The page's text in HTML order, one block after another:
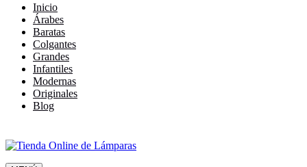
Inicio
Árabes
Baratas
Colgantes
Grandes
Infantiles
Modernas
Originales
Blog